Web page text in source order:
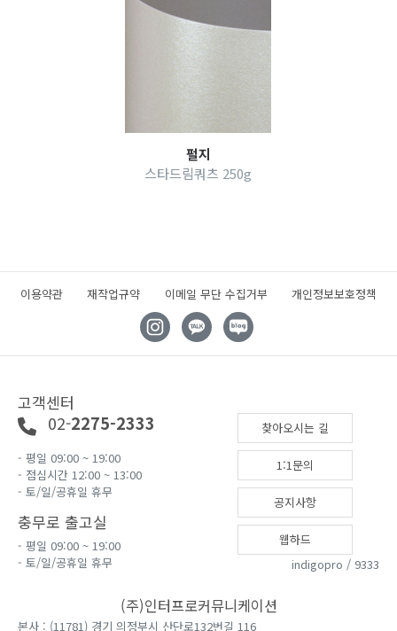
펄지
스타드림쿼츠 250g
이용약관 재작업규약 이메일 무단 수집거부 개인정보보호정책
고객센터
02-2275-2333
- 평일 09:00 ~ 19:00
- 점심시간 12:00 ~ 13:00
- 토/일/공휴일 휴무
충무로 출고실
- 평일 09:00 ~ 19:00
- 토/일/공휴일 휴무
찾아오시는 길
1:1문의
공지사항
웹하드
indigopro / 9333
(주)인터프로커뮤니케이션
본사 : (11781) 경기 의정부시 산단로132번길 116